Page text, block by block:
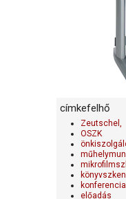
címkefelhő
Zeutschel,
OSZK
konferencia
előadás